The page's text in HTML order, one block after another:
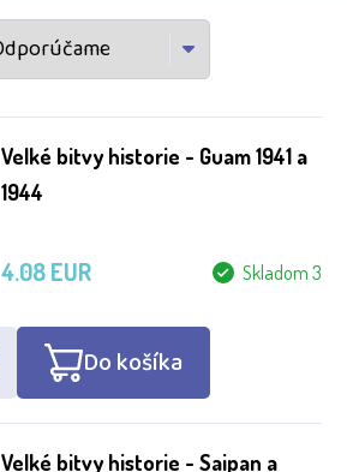
Velké bitvy historie - Guam 1941 a
1944
Skladom 3
4.08 EUR
Do košíka
Velké bitvy historie - Saipan a